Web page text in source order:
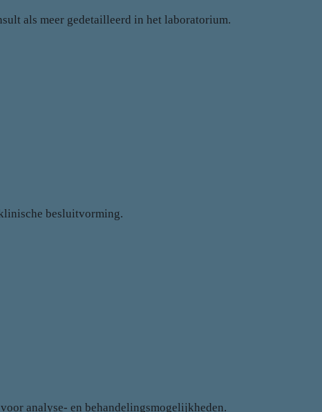
als meer gedetailleerd in het laboratorium.
besluitvorming.
analyse- en behandelingsmogelijkheden.